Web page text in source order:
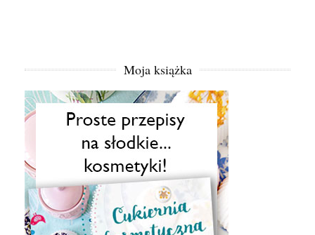
Moja książka